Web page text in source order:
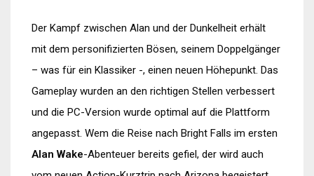
Der Kampf zwischen Alan und der Dunkelheit erhält
mit dem personifizierten Bösen, seinem Doppelgänger
– was für ein Klassiker -, einen neuen Höhepunkt. Das
Gameplay wurden an den richtigen Stellen verbessert
und die PC-Version wurde optimal auf die Plattform
angepasst. Wem die Reise nach Bright Falls im ersten
Alan Wake-Abenteuer bereits gefiel, der wird auch